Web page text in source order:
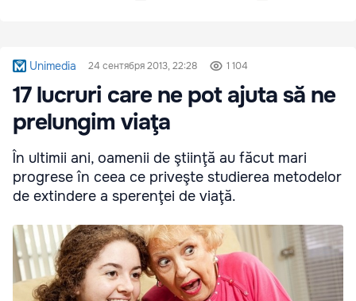
Unimedia 24 сентября 2013, 22:28 1 104
17 lucruri care ne pot ajuta să ne
prelungim viaţa
În ultimii ani, oamenii de ştiinţă au făcut mari
progrese în ceea ce priveşte studierea metodelor
de extindere a sperenţei de viaţă.